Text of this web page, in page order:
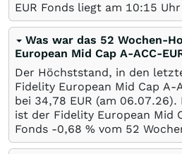
EUR Fonds liegt am 10:15
Was war das 52 Wochen-
European Mid Cap A-ACC-
Der Höchststand, in den
Fidelity European Mid Cap A-
bei 34,78 EUR (am 06.07.26).
ist der Fidelity European Mid
Fonds -0,68 % vom 52